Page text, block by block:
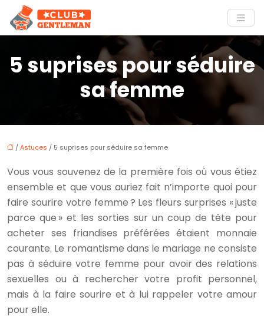
5 suprises pour séduire
sa femme
/Astuces / 5 suprises pour séduire sa femme
Vous vous souvenez de la première fois où vous étiez
ensemble et que vous auriez fait n’importe quoi pour
faire sourire votre femme ? Les fleurs surprises « juste
parce que » et les sorties sur un coup de tête pour
acheter ses friandises préférées étaient monnaie
courante. Le romantisme dans le mariage ne consiste
pas à séduire votre femme pour avoir des relations
sexuelles ou à rechercher votre profit personnel,
mais à la faire sourire et à lui rappeler votre amour
pour elle.